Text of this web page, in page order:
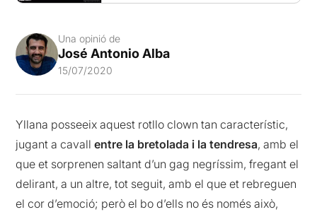
Una opinió de
José Antonio Alba
15/07/2020
Yllana posseeix aquest rotllo clown tan característic,
jugant a cavallentre la bretolada i la tendresa, amb el
que et sorprenen saltant d’un gag negríssim, fregant el
delirant, a un altre, tot seguit, amb el que et rebreguen
el cor d’emoció; però el bo d’ells no és només això,